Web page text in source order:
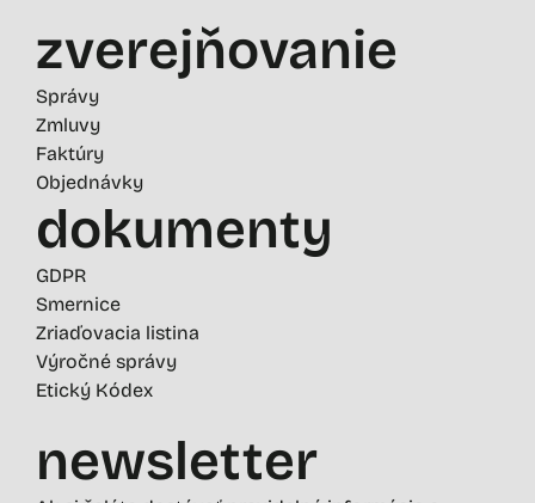
zverejňovanie
Správy
Zmluvy
Faktúry
Objednávky
dokumenty
GDPR
Smernice
Zriaďovacia listina
Výročné správy
Etický Kódex
newsletter